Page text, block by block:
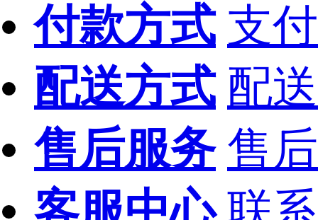
付款方式 支
配送方式 配
售后服务 售